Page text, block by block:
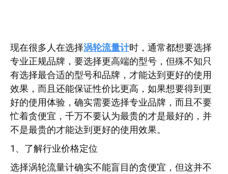
现在很多人在选择涡轮流量计时，通常都想要选择
专业正规品牌，要选择更高端的型号，但殊不知只
有选择最合适的型号和品牌，才能达到更好的使用
效果，而且还能保证性价比更高，如果想要得到更
好的使用体验，确实需要选择专业品牌，而且不要
忙着贪便宜，千万不要认为最贵的才是最好的，并
不是最贵的才能达到更好的使用效果。
1、了解行业价格定位
选择涡轮流量计确实不能盲目的贪便宜，但这并不